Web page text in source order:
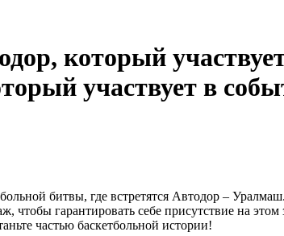
битвы, где встретятся Автодор –
чтобы гарантировать себе присутствие на
частью баскетбольной истории!